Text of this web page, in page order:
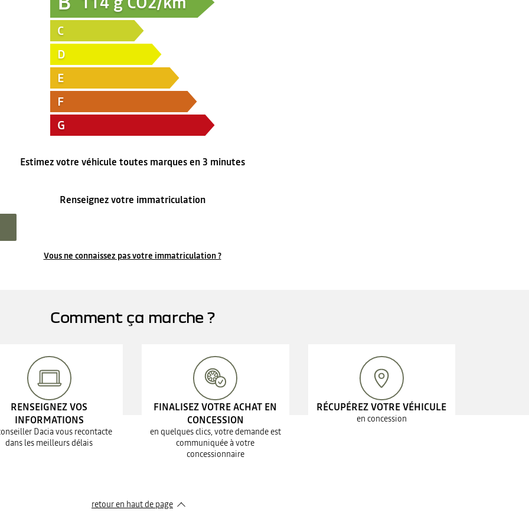
C
D
E
F
G
Estimez votre véhicule toutes marques en 3 minutes
Renseignez votre immatriculation
Vous ne connaissez pas votre immatriculation ?
Comment ça marche ?
RENSEIGNEZ VOS
INFORMATIONS
Dacia vous recontacte
dans les meilleurs délais
FINALISEZ VOTRE ACHAT EN
CONCESSION
en quelques clics, votre demande est
communiquée à votre
concessionnaire
RÉCUPÉREZ VOTRE VÉHICULE
en concession
retour en haut de page​